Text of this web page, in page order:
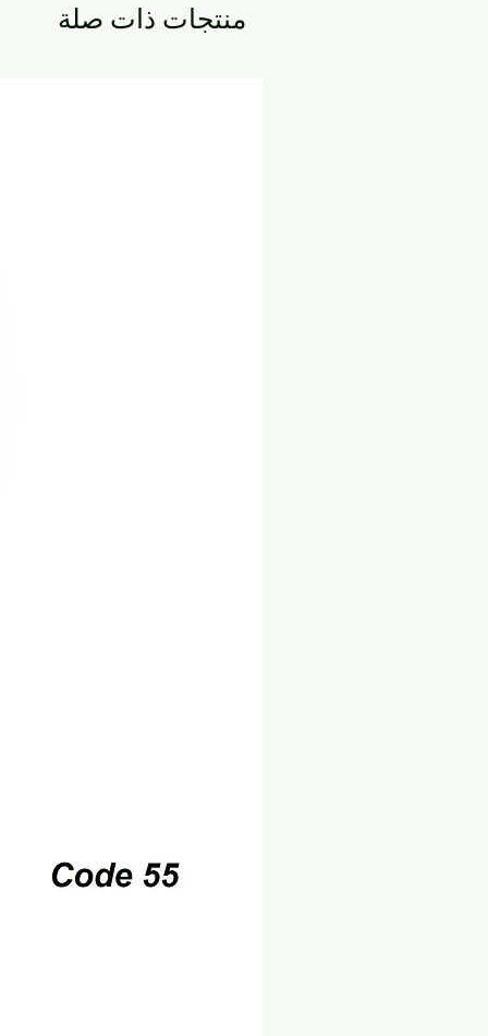
منتجات ذات صلة